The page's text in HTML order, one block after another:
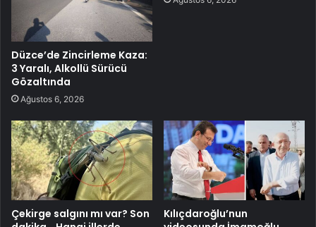
Düzce’de Zincirleme Kaza:
3 Yaralı, Alkollü Sürücü
Gözaltında
Ağustos 6, 2026
Çekirge salgını mı var? Son
Kılıçdaroğlu’nun